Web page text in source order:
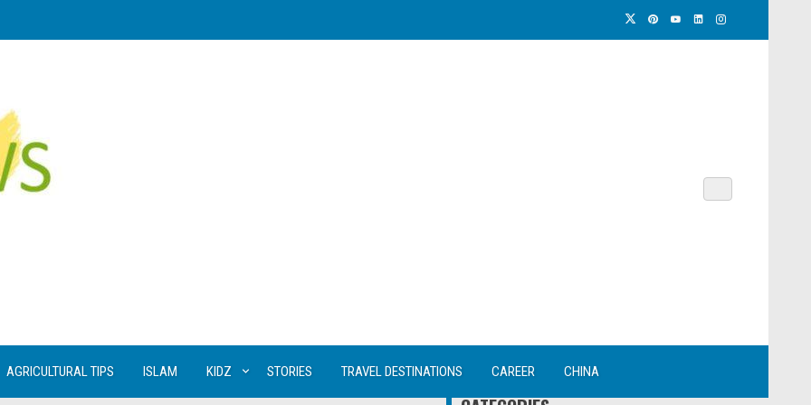
AGRICULTURAL TIPS ISLAM KIDZ STORIES TRAVEL DESTINATIONS CAREER CHINA